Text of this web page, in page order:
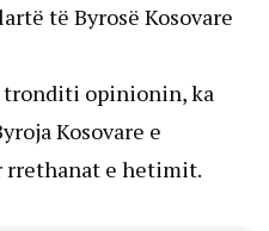
të Byrosë Kosovare
tronditi opinionin, ka
Kosovare e
rrethanat e hetimit.